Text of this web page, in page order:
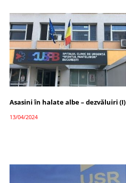
Asasini în halate albe – dezvăluiri (I)
13/04/2024